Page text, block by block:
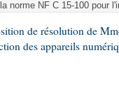
norme NF C 15-100 pour
de résolution de
des appareils